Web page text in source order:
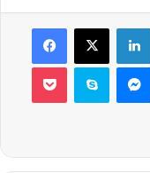
Facebook
X
Pocket Skype